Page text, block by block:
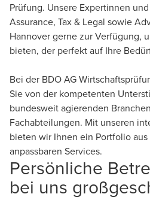
Prüfung. Unsere Expertinnen
Assurance, Tax & Legal sowie
Hannover gerne zur Verfügung,
bieten, der perfekt auf Ihre
Bei der BDO AG
Sie von der kompetenten
bundesweit agierenden
Fachabteilungen. Mit unseren
bieten wir Ihnen ein Portfolio
anpassbaren Services.
Persönliche
bei uns